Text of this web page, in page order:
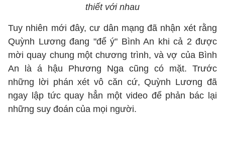
thiết với nhau
Tuy nhiên mới đây, cư dân mạng đã nhận xét rằng
Quỳnh Lương đang "để ý" Bình An khi cả 2 được
mời quay chung một chương trình, và vợ của Bình
An là á hậu Phương Nga cũng có mặt. Trước
những lời phán xét vô căn cứ, Quỳnh Lương đã
ngay lập tức quay hẳn một video để phản bác lại
những suy đoán của mọi người.